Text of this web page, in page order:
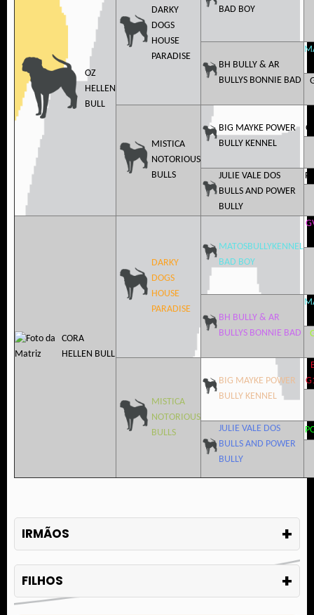
OZ
HELLEN
BULL
DARKY
DOGS
HOUSE
PARADISE
BAD BOY
BH BULLY & AR
BULLYS BONNIE BAD
MISTICA
NOTORIOUS
BULLS
BIG MAYKE POWER
BULLY KENNEL
JULIE VALE DOS
BULLS AND POWER
BULLY
CORA
HELLEN BULL
DARKY
DOGS
HOUSE
PARADISE
MATOSBULLYKENNEL
BAD BOY
BH BULLY & AR
BULLYS BONNIE BAD
MISTICA
NOTORIOUS
BULLS
BIG MAYKE POWER
BULLY KENNEL
JULIE VALE DOS
BULLS AND POWER
BULLY
IRMÃOS +
FILHOS +